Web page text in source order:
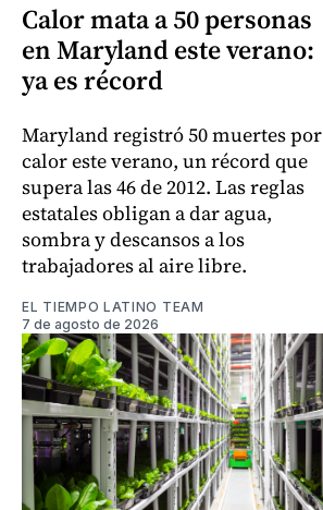
Calor mata a 50 personas
en Maryland este verano:
ya es récord
Maryland registró 50 muertes por
calor este verano, un récord que
supera las 46 de 2012. Las reglas
estatales obligan a dar agua,
sombra y descansos a los
trabajadores al aire libre.
EL TIEMPO LATINO TEAM
7 de agosto de 2026